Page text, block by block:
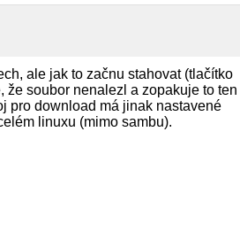
ale jak to začnu stahovat (tlačítko
že soubor nenalezl a zopakuje to ten
pro download má jinak nastavené
linuxu (mimo sambu).